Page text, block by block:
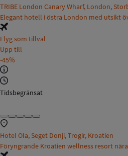
TRIBE London Canary Wharf, London,
Elegant hotell i östra London med utsikt
Flyg som tillval
Upp till
-45%
Tidsbegränsat
Hotel Ola, Seget Donji, Trogir, Kroatien
Föryngrande Kroatien wellness resort